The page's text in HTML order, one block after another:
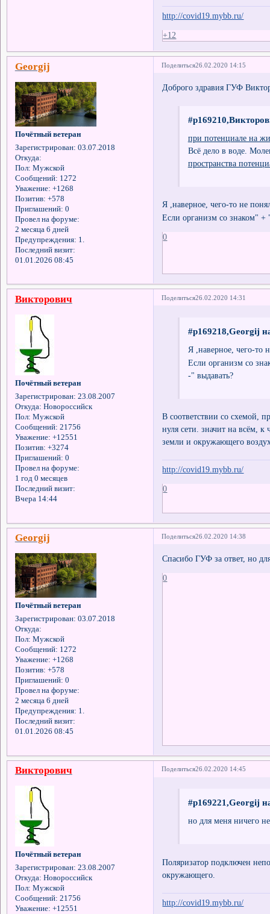
http://covid19.mybb.ru/
+12
Поделиться26.02.2020 14:15
Georgij
Почётный ветеран
Зарегистрирован: 03.07.2018
Откуда:
Пол: Мужской
Сообщений: 1272
Уважение: +1268
Позитив: +578
Приглашений: 0
Провел на форуме:
2 месяца 6 дней
Предупреждения: 1.
Последний визит:
01.01.2026 08:45
Доброго здравия ГУФ
при потенциале на
Всё дело в воде.
пространства
Я ,наверное, чего-то не
Если организм со знаком"
0
Поделиться26.02.2020 14:31
Викторович
Почётный ветеран
Зарегистрирован: 23.08.2007
Откуда: Новороссийск
Пол: Мужской
Сообщений: 21756
Уважение: +12551
Позитив: +3274
Приглашений: 0
Провел на форуме:
1 год 0 месяцев
Последний визит:
Вчера 14:44
#p169218,Georgij
Я ,наверное, чего-то
Если организм со
-" выдавать?
В соответствии со схемой,
нуля сети. значит на всём, к
земли и окружающего
http://covid19.mybb.ru/
0
Поделиться26.02.2020 14:38
Georgij
Почётный ветеран
Зарегистрирован: 03.07.2018
Откуда:
Пол: Мужской
Сообщений: 1272
Уважение: +1268
Позитив: +578
Приглашений: 0
Провел на форуме:
2 месяца 6 дней
Предупреждения: 1.
Последний визит:
01.01.2026 08:45
Спасибо ГУФ за ответ, но
0
Поделиться26.02.2020 14:45
Викторович
Почётный ветеран
Зарегистрирован: 23.08.2007
Откуда: Новороссийск
Пол: Мужской
Сообщений: 21756
Уважение: +12551
#p169221,Georgij
но для меня ничего
Поляризатор подключен
окружающего.
http://covid19.mybb.ru/